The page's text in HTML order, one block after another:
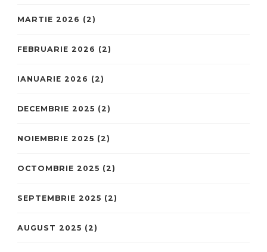
MARTIE 2026 (2)
FEBRUARIE 2026 (2)
IANUARIE 2026 (2)
DECEMBRIE 2025 (2)
NOIEMBRIE 2025 (2)
OCTOMBRIE 2025 (2)
SEPTEMBRIE 2025 (2)
AUGUST 2025 (2)